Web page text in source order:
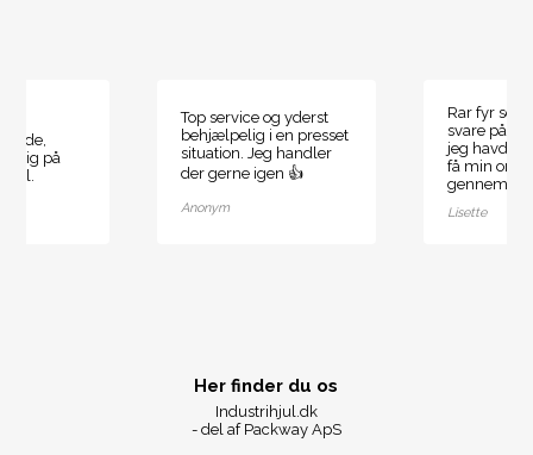
på
Top service og yderst
behjælpelig i en presset
situation. Jeg handler
der gerne igen 👍
Anonym
Rar fyr
svare på
jeg havde,
få min
Lisette
Her finder du os
Industrihjul.dk
- del af Packway ApS